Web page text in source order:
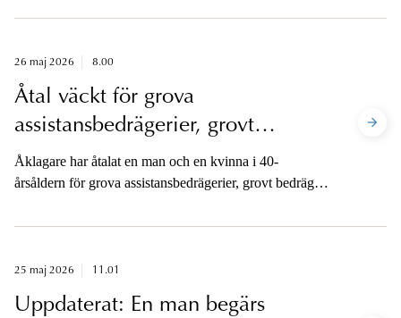
mot lagen om brandfarliga och explosiva varor, grovt
brandfarliga och explosiva varor, grovt brott.
26 maj 2026 8.00
Åtal väckt för grova
assistansbedrägerier, grovt
bedrägeri och grov misshandel i
Uppsala
Åklagare har åtalat en man och en kvinna i 40-
årsåldern för grova assistansbedrägerier, grovt bedrägeri
funktionsnedsättning i Uppsala under perioden 2020–
25 maj 2026 11.01
Uppdaterat: En man begärs